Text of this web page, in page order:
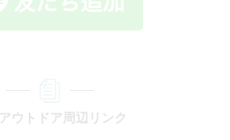
ウトドア周辺リンク